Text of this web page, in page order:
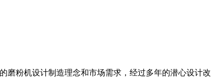
磨粉机设计制造理念和市场需求，经过多年的潜心设计改